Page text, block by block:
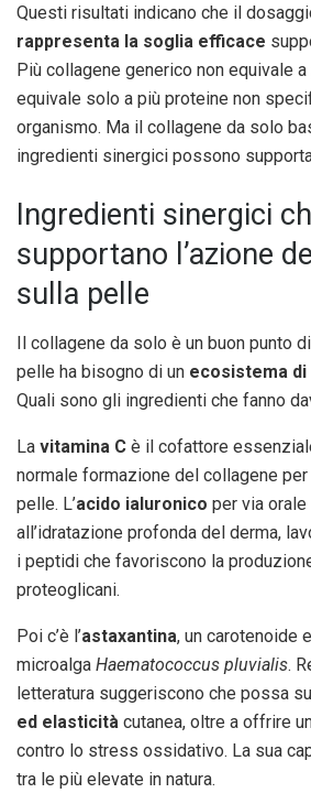
Questi risultati indicano che il
rappresenta la soglia efficace
Più collagene generico non equivale
equivale solo a più proteine non
organismo. Ma il collagene da solo
ingredienti sinergici possono
Ingredienti sinergici
supportano l’azione
sulla pelle
Il collagene da solo è un buon punto
pelle ha bisogno di un ecosistema
Quali sono gli ingredienti che fanno
La vitamina C è il cofattore
normale formazione del collagene
pelle. L’acido ialuronico per via
all’idratazione profonda del derma,
i peptidi che favoriscono la
proteoglicani.
Poi c’è l’astaxantina, un carotenoide
microalga Haematococcus pluvialis.
letteratura suggeriscono che possa
ed elasticità cutanea, oltre a offrire
contro lo stress ossidativo. La sua
tra le più elevate in natura.